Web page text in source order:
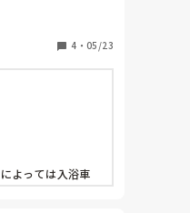
4 ・ 05/23
よっては入浴車